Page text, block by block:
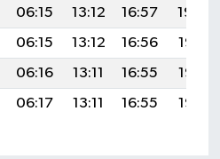
06:15 13:12 16:57
19:59
06:15 13:12 16:56
19:58
06:16 13:11 16:55
19:56
06:17 13:11 16:55 19:55